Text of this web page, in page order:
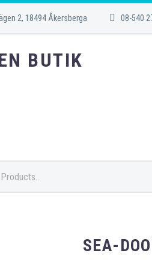
2, 18494 Åkersberga 08-540
BUTIK
SEA-